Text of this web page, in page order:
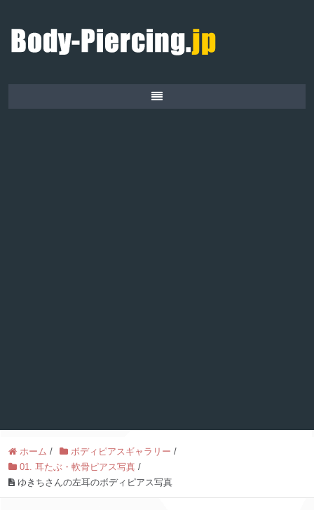
ホーム / ボディピアスギャラリー /
01. 耳たぶ・軟骨ピアス写真 /
ゆきちさんの左耳のボディピアス写真